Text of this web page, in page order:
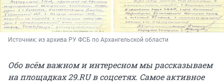
Источник: из архива РУ ФСБ по Архангельской области
Обо всём важном и интересном мы рассказываем
на площадках 29.RU в соцсетях. Самое активное